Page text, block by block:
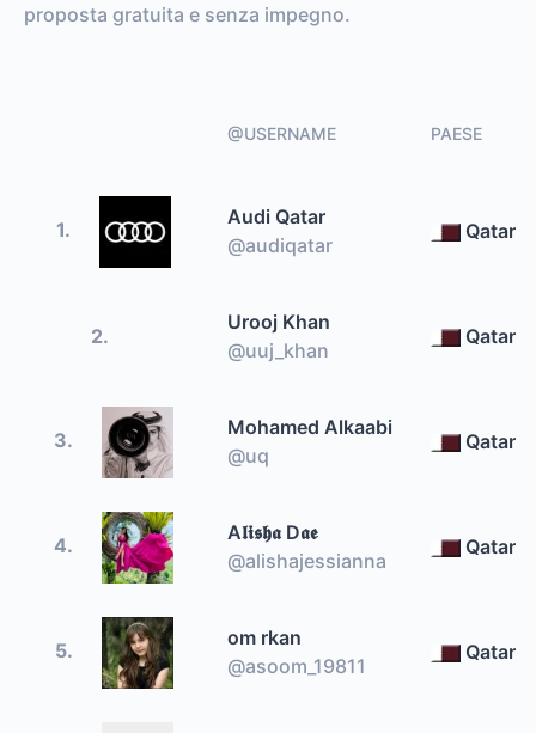
proposta gratuita e senza impegno.
@USERNAME PAESE
1.
Audi Qatar
@audiqatar
Qatar
2.
Urooj Khan
@uuj_khan
Qatar
3.
Mohamed Alkaabi
@uq
Qatar
4.
A𝖑𝖎𝖘𝖍𝖆 D𝖆𝖊
@alishajessianna
Qatar
5.
om rkan
@asoom_19811
Qatar